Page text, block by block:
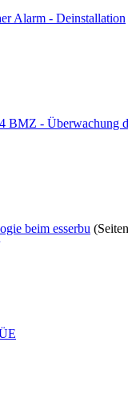
Alarm - Deinstallation
BMZ - Überwachung
beim esserbu